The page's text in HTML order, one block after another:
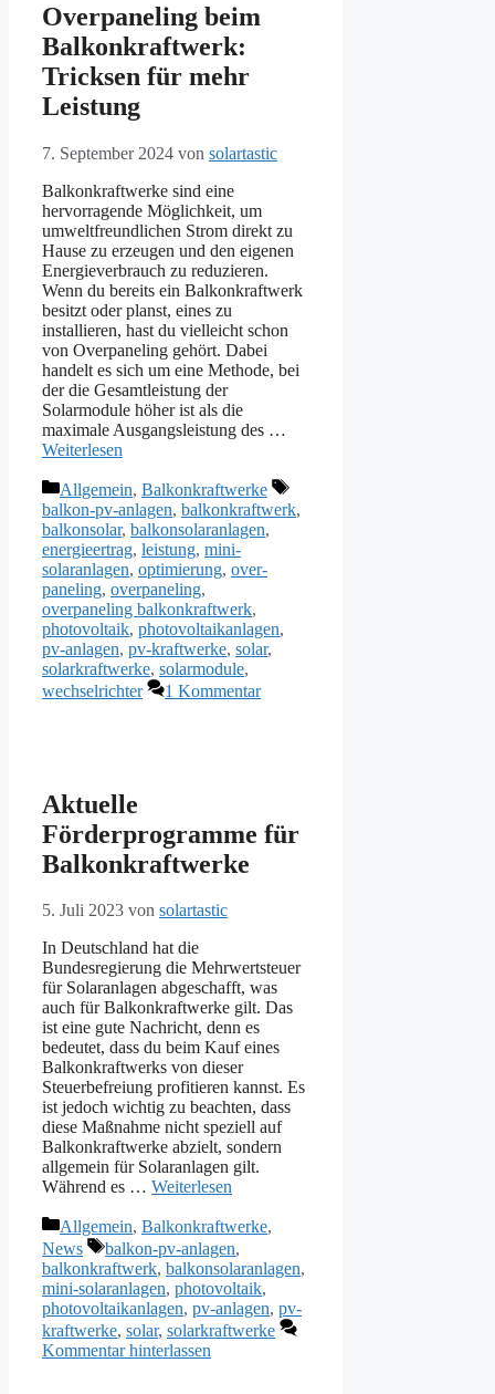
Overpaneling beim
Balkonkraftwerk:
Tricksen für mehr
Leistung
7. September 2024 von solartastic
Balkonkraftwerke sind eine
hervorragende Möglichkeit, um
umweltfreundlichen Strom direkt zu
Hause zu erzeugen und den eigenen
Energieverbrauch zu reduzieren.
Wenn du bereits ein Balkonkraftwerk
besitzt oder planst, eines zu
installieren, hast du vielleicht schon
von Overpaneling gehört. Dabei
handelt es sich um eine Methode, bei
der die Gesamtleistung der
Solarmodule höher ist als die
maximale Ausgangsleistung des …
Weiterlesen
Kategorien
Allgemein, Balkonkraftwerke
Schlagwörter
balkon-pv-anlagen, balkonkraftwerk,
balkonsolar, balkonsolaranlagen,
energieertrag, leistung, mini-
solaranlagen, optimierung, over-
paneling, overpaneling,
overpaneling balkonkraftwerk,
photovoltaik, photovoltaikanlagen,
pv-anlagen, pv-kraftwerke, solar,
solarkraftwerke, solarmodule,
wechselrichter
1 Kommentar
Aktuelle
Förderprogramme für
Balkonkraftwerke
5. Juli 2023 von solartastic
In Deutschland hat die
Bundesregierung die Mehrwertsteuer
für Solaranlagen abgeschafft, was
auch für Balkonkraftwerke gilt. Das
ist eine gute Nachricht, denn es
bedeutet, dass du beim Kauf eines
Balkonkraftwerks von dieser
Steuerbefreiung profitieren kannst. Es
ist jedoch wichtig zu beachten, dass
diese Maßnahme nicht speziell auf
Balkonkraftwerke abzielt, sondern
allgemein für Solaranlagen gilt.
Während es … Weiterlesen
Kategorien
Allgemein, Balkonkraftwerke,
News
Schlagwörter
balkon-pv-anlagen,
balkonkraftwerk, balkonsolaranlagen,
mini-solaranlagen, photovoltaik,
photovoltaikanlagen, pv-anlagen, pv-
kraftwerke, solar, solarkraftwerke
Kommentar hinterlassen